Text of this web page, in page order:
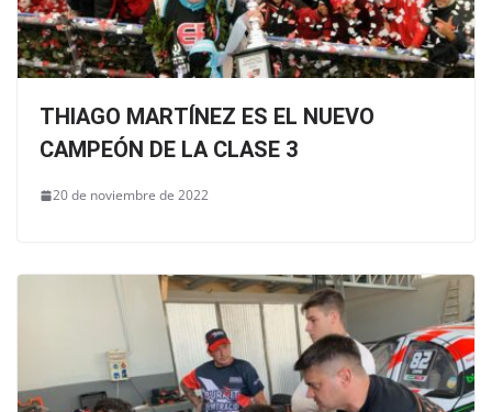
THIAGO MARTÍNEZ ES EL NUEVO
CAMPEÓN DE LA CLASE 3
20 de noviembre de 2022